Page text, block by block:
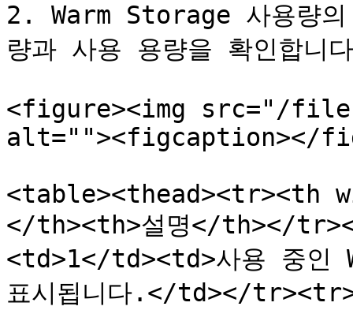
2. Warm Storage 사용량
량과 사용 용량을 확인합니
<figure><img src="/files/
alt=""><figcaption></
<table><thead><tr><th
</th><th>설명</th></
<td>1</td><td>사용 중인
표시됩니다.</td></